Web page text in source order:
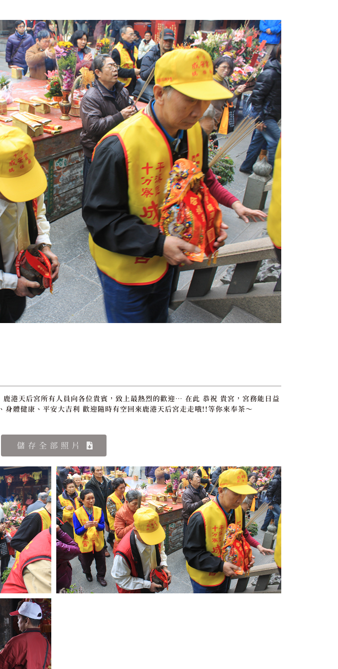
港天后宮所有人員向各位貴賓，致上最熱烈的歡迎… 在此 恭祝 貴宮，宮務能日益
身體健康、平安大吉利 歡迎隨時有空回來鹿港天后宮走走哦!!等你來奉茶～
儲存全部照片